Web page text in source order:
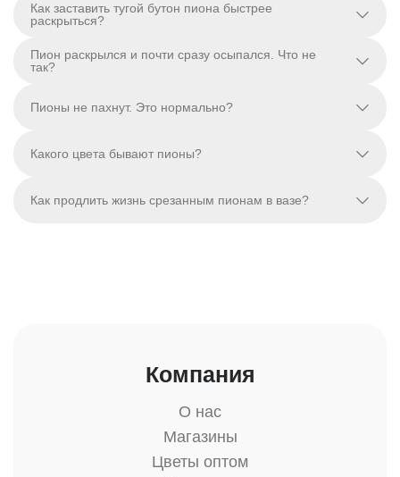
Как заставить тугой бутон пиона быстрее
раскрыться?
Пион раскрылся и почти сразу осыпался. Что не
так?
Пионы не пахнут. Это нормально?
Какого цвета бывают пионы?
Как продлить жизнь срезанным пионам в вазе?
Компания
О нас
Магазины
Цветы оптом